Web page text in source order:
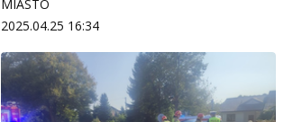
MIASTO
2025.04.25 16:34